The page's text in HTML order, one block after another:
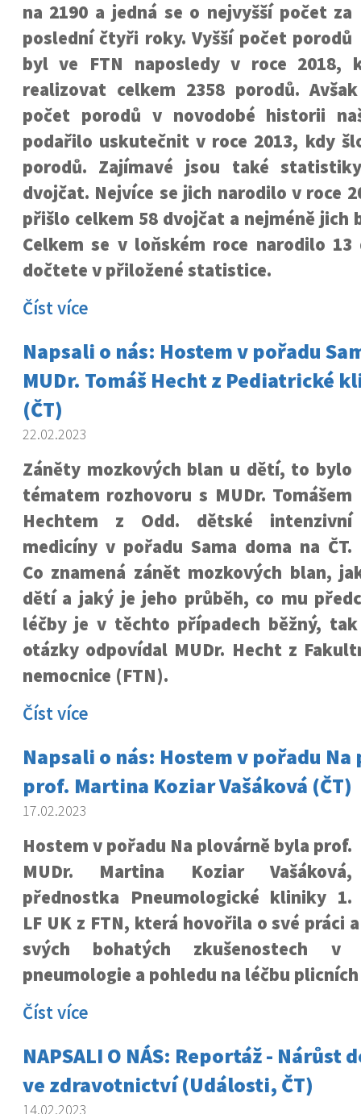
na 2190 a jedná se o nejvyšší počet za
poslední čtyři roky. Vyšší počet porodů
byl ve FTN naposledy v roce 2018,
realizovat celkem 2358 porodů.
počet porodů v novodobé historii
podařilo uskutečnit v roce 2013, kdy
porodů. Zajímavé jsou také
dvojčat. Nejvíce se jich narodilo v roce
přišlo celkem 58 dvojčat a nejméně jich
Celkem se v loňském roce narodilo 13
dočtete v přiložené statistice.
Číst více
Napsali o nás: Hostem v pořadu
MUDr. Tomáš Hecht z Pediatrické
(ČT)
22.02.2023
Záněty mozkových blan u dětí, to bylo
tématem rozhovoru s MUDr. Tomášem
Hechtem z Odd. dětské intenzivní
medicíny v pořadu Sama doma na ČT.
Co znamená zánět mozkových blan,
dětí a jaký je jeho průběh, co mu
léčby je v těchto případech běžný,
otázky odpovídal MUDr. Hecht z
nemocnice (FTN).
Číst více
Napsali o nás: Hostem v pořadu Na
prof. Martina Koziar Vašáková (ČT)
17.02.2023
Hostem v pořadu Na plovárně byla prof.
MUDr. Martina Koziar Vašáková,
přednostka Pneumologické kliniky 1.
LF UK z FTN, která hovořila o své práci
svých bohatých zkušenostech v
pneumologie a pohledu na léčbu
Číst více
NAPSALI O NÁS: Reportáž -
ve zdravotnictví (Události, ČT)
14.02.2023